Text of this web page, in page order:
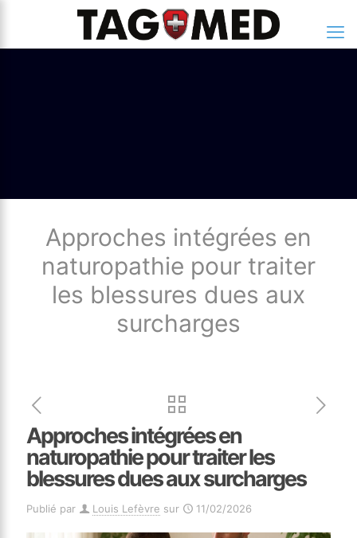
Approches intégrées en
naturopathie pour traiter
les blessures dues aux
surcharges
Approches intégrées en
naturopathie pour traiter les
blessures dues aux surcharges
Publié par Louis Lefèvre sur 11/02/2026